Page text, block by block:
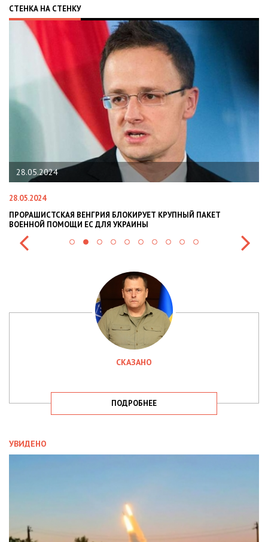
СТЕНКА НА СТЕНКУ
ВЕНГРИЯ БЛОКИРУЕТ КРУПНЫЙ ПАКЕТ
ПОМОЩИ ЕС ДЛЯ УКРАИНЫ
СКАЗАНО
ПОДРОБНЕЕ
УВИДЕНО